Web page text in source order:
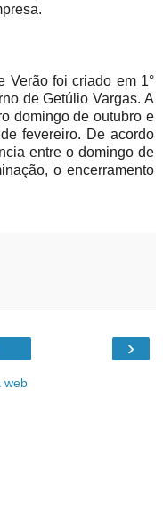
Verão foi criado em 1°
de Getúlio Vargas. A
domingo de outubro e
fevereiro. De acordo
entre o domingo de
o encerramento
›
web